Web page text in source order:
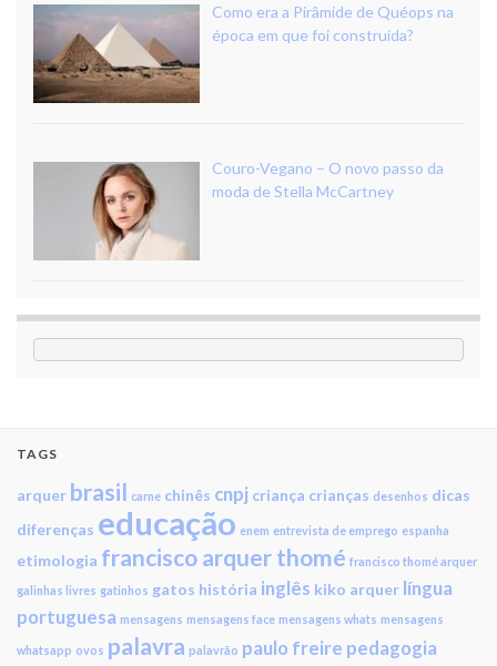
Como era a Pirâmide de Quéops na
época em que foi construída?
Couro-Vegano – O novo passo da
moda de Stella McCartney
TAGS
arquer brasil carne chinês cnpj criança crianças desenhos dicas
diferenças educação enem entrevista de emprego espanha
etimologia francisco arquer thomé francisco thomé arquer
galinhas livres gatinhos gatos história inglês kiko arquer língua
portuguesa mensagens mensagens face mensagens whats mensagens
whatsapp ovos palavra palavrão paulo freire pedagogia